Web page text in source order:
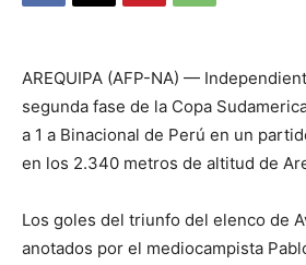
AREQUIPA (AFP-NA) —
segunda fase de la Copa
a 1 a Binacional de Perú en un
en los 2.340 metros de altitud de
Los goles del triunfo del elenco de
anotados por el mediocampista